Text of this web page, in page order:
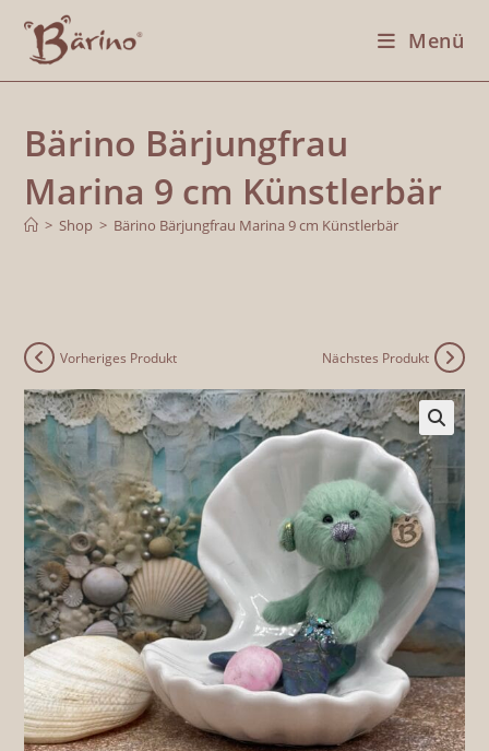
Menü
Bärino Bärjungfrau
Marina 9 cm Künstlerbär
> Shop > Bärino Bärjungfrau Marina 9 cm Künstlerbär
Vorheriges Produkt Nächstes Produkt